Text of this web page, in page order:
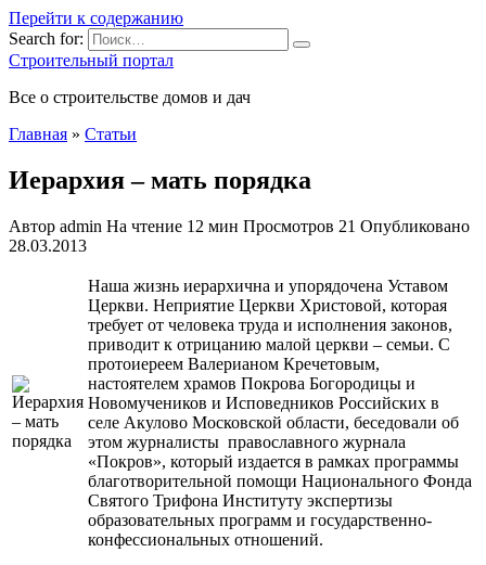
Перейти к содержанию
Search for:
Строительный портал
Все о строительстве домов и дач
Главная » Статьи
Иерархия – мать порядка
Автор admin На чтение 12 мин Просмотров 21 Опубликовано
28.03.2013
Наша жизнь иерархична и упорядочена Уставом
Церкви. Неприятие Церкви Христовой, которая
требует от человека труда и исполнения законов,
приводит к отрицанию малой церкви – семьи. С
протоиереем Валерианом Кречетовым,
настоятелем храмов Покрова Богородицы и
Новомучеников и Исповедников Российских в
селе Акулово Московской области, беседовали об
этом журналисты православного журнала
«Покров», который издается в рамках программы
благотворительной помощи Национального Фонда
Святого Трифона Институту экспертизы
образовательных программ и государственно-
конфессиональных отношений.